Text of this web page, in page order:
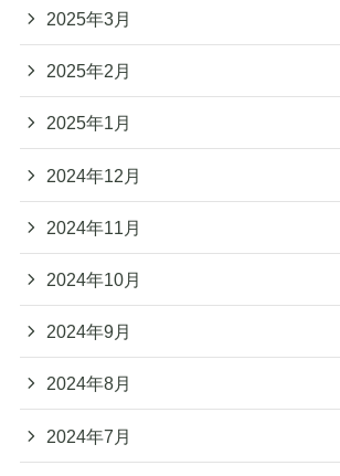
2025年3月
2025年2月
2025年1月
2024年12月
2024年11月
2024年10月
2024年9月
2024年8月
2024年7月